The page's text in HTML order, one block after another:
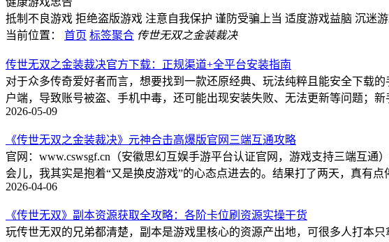
抵制不良游戏 拒绝盗版游戏 注意自我保护 谨防受骗上当 适度游戏益脑 沉迷
当前位置：
首页 标签聚合 传世无双之金装裁决
传世无双之金装裁决官方下载：正规渠道+全平台安装指南
对于众多传奇爱好者而言，想要找到一款还原经典、玩法纯粹且能安全下载
户端，导致账号被盗、手机中毒，还可能出现安装失败、无法更新等问题；
2026-05-09
《传世无双之金装裁决》元神合击高爆版官网三端互通攻略
官网：www.cswsgf.cn（安徽思幻互娱手游平台认证官网，游戏支持三端互
会儿，我其实是抱着“又是换皮游戏”的心态点进去的。结果打了两天，真
2026-04-06
《传世无双》副本资源获取全攻略：各阶卡位刷资源实操干货
玩传世无双的兄弟都清楚，副本是游戏里核心的资源产出地，可很多人打本